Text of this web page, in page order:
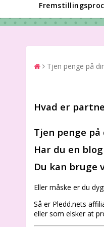
Tjen penge på
Hvad er
Tjen penge på
Har du en
Du kan bruge
Eller måske er du
Så er Pledd.nets
eller som elsker at